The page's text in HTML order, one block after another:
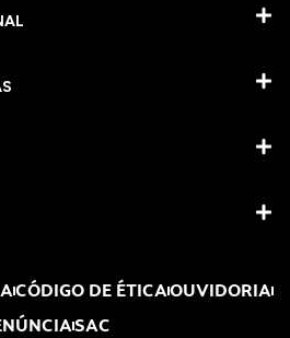
CÓDIGO DE ÉTICAOUVIDORIA
SAC